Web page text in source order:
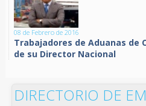
08 de Febrero de 2016
Trabajadores de Aduanas de
de su Director Nacional
DIRECTORIO DE